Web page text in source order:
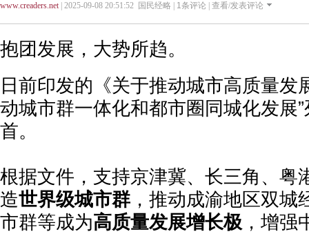
www.creaders.net| 2025-09-08 20:51:52 国民经略 | 1条评论 | 查看/发表评论
抱团发展，大势所趋。
日前印发的《关于推动城市高质量发
动城市群一体化和都市圈同城化发展
首。
根据文件，支持京津冀、长三角、粤
造世界级城市群 ，推动成渝地区双
市群等成为高质量发展增长极 ，增强